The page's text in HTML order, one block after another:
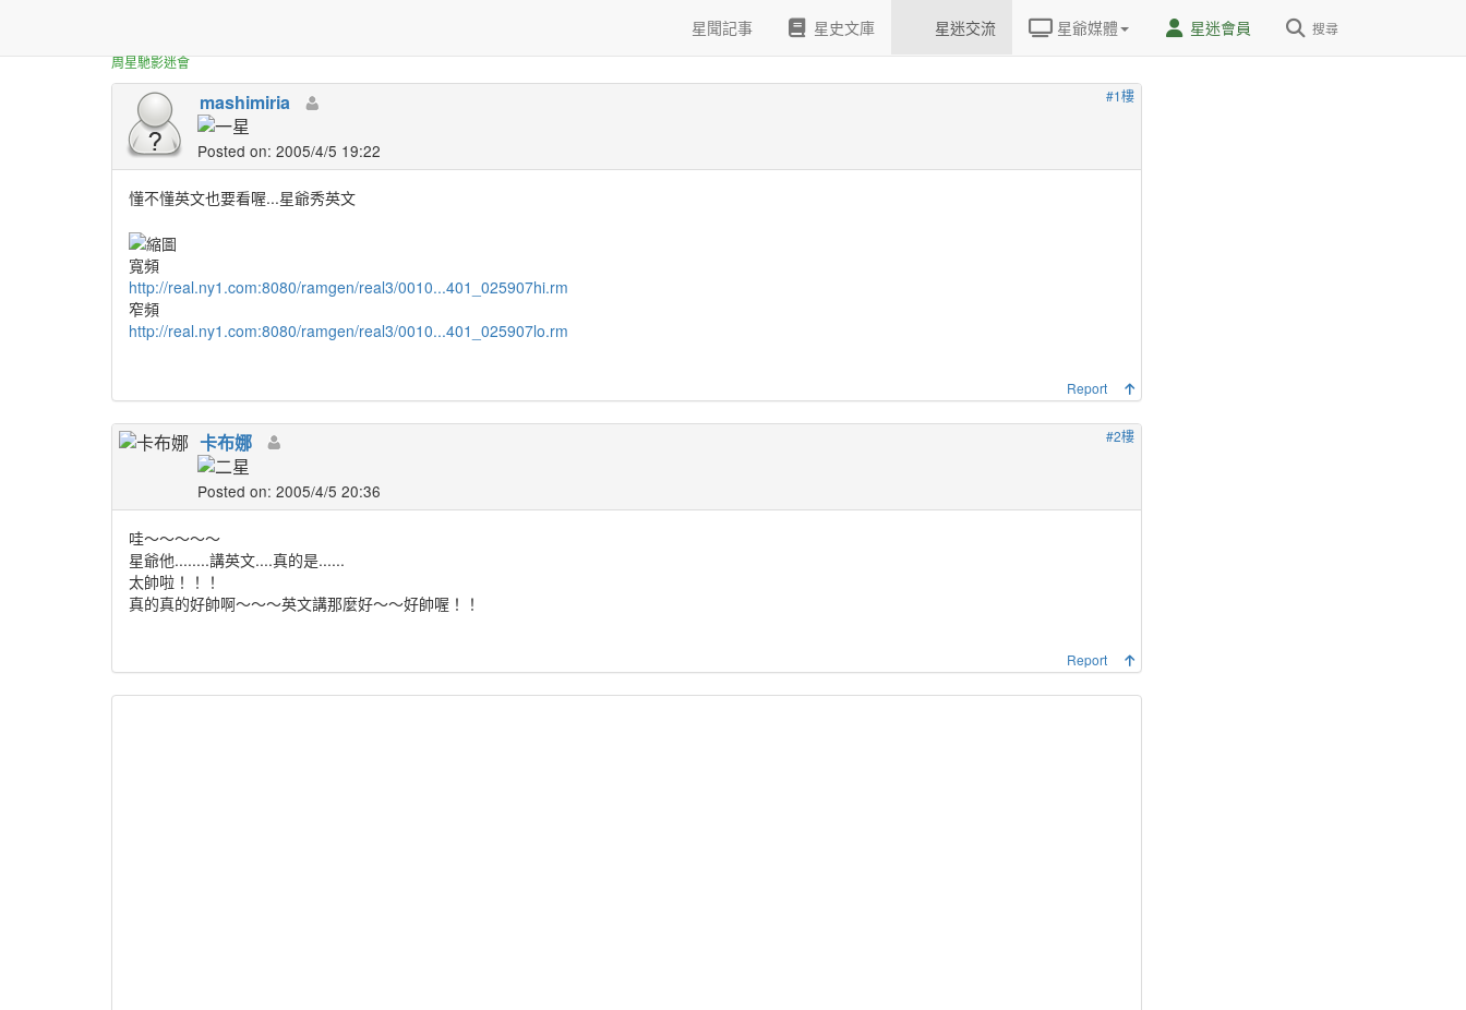
周星馳影迷會
星聞記事 星史文庫 星迷交流 星爺媒體 星迷會員 搜尋
#1樓
mashimiria
Posted on: 2005/4/5 19:22
懂不懂英文也要看喔...星爺秀英文
寬頻
http://real.ny1.com:8080/ramgen/real3/0010...401_025907hi.rm
窄頻
http://real.ny1.com:8080/ramgen/real3/0010...401_025907lo.rm
Report
#2樓
卡布娜
Posted on: 2005/4/5 20:36
哇～～～～～
星爺他........講英文....真的是......
太帥啦！！！
真的真的好帥啊～～～英文講那麼好～～好帥喔！！
Report